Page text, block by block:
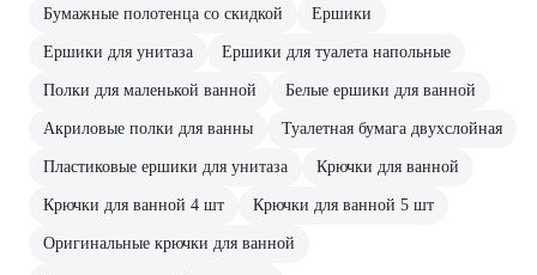
Бумажные полотенца со скидкой Ершики
Ершики для унитаза Ершики для туалета напольные
Полки для маленькой ванной Белые ершики для ванной
Акриловые полки для ванны Туалетная бумага двухслойная
Пластиковые ершики для унитаза Крючки для ванной
Крючки для ванной 4 шт Крючки для ванной 5 шт
Оригинальные крючки для ванной